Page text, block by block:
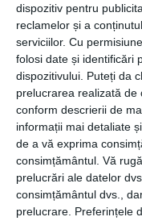
dispozitiv pentru
reclamelor și a
serviciilor. Cu
folosi date și identificări
dispozitivului. Puteți da
prelucrarea realizată
conform descrierii de
informații mai detaliate
de a vă exprima
consimțământul. Vă
prelucrări ale datelor
consimțământul dvs.,
prelucrare. Preferințele
Emoțiile pot face
aceasta se încheie în
totul să meargă bine,
înainte să te
uPotent
, un
miere pentru
normale. Vezi ce ți
Preia inițiativa